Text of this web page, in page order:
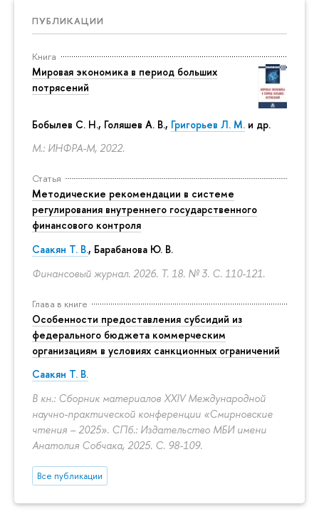
ПУБЛИКАЦИИ
Книга
Мировая экономика в период больших
потрясений
Бобылев С. Н., Голяшев А. В., Григорьев Л. М. и др.
М.: ИНФРА-М, 2022.
Статья
Методические рекомендации в системе
регулирования внутреннего государственного
финансового контроля
Саакян Т. В., Барабанова Ю. В.
Финансовый журнал. 2026. Т. 18. № 3. С. 110-121.
Глава в книге
Особенности предоставления субсидий из
федерального бюджета коммерческим
организациям в условиях санкционных ограничений
Саакян Т. В.
В кн.: Сборник материалов XXIV Международной
научно-практической конференции «Смирновские
чтения – 2025». СПб.: Издательство МБИ имени
Анатолия Собчака, 2025. С. 98-109.
Все публикации